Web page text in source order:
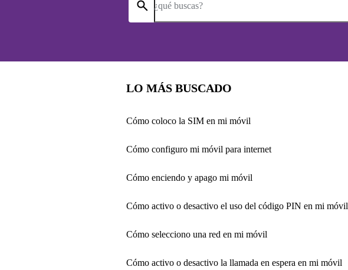
¿qué buscas?
LO MÁS BUSCADO
Cómo coloco la SIM en mi móvil
Cómo configuro mi móvil para internet
Cómo enciendo y apago mi móvil
Cómo activo o desactivo el uso del código PIN en mi móvil
Cómo selecciono una red en mi móvil
Cómo activo o desactivo la llamada en espera en mi móvil